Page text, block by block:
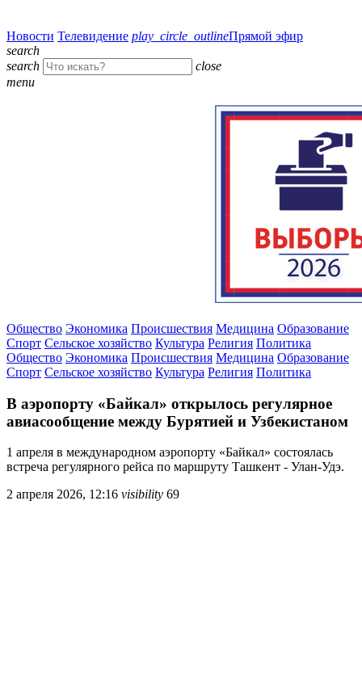
Новости Телевидение play_circle_outlineПрямой эфир
search
search
close
menu
Общество Экономика Происшествия Медицина Образование
Спорт Сельское хозяйство Культура Религия Политика
Общество Экономика Происшествия Медицина Образование
Спорт Сельское хозяйство Культура Религия Политика
В аэропорту «Байкал» открылось регулярное
авиасообщение между Бурятией и Узбекистаном
1 апреля в международном аэропорту «Байкал» состоялась
встреча регулярного рейса по маршруту Ташкент - Улан-Удэ.
2 апреля 2026, 12:16 visibility 69